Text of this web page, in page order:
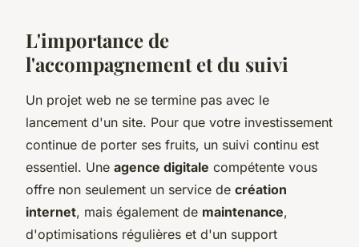
L'importance de
l'accompagnement et du suivi
Un projet web ne se termine pas avec le
lancement d'un site. Pour que votre investissement
continue de porter ses fruits, un suivi continu est
essentiel. Une agence digitale compétente vous
offre non seulement un service de création
internet, mais également de maintenance,
d'optimisations régulières et d'un support